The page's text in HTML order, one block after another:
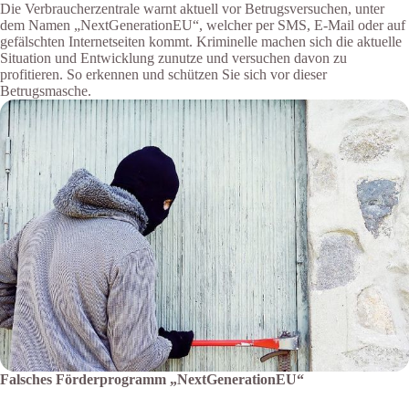
Die Verbraucherzentrale warnt aktuell vor Betrugsversuchen, unter
dem Namen „NextGenerationEU“, welcher per SMS, E-Mail oder auf
gefälschten Internetseiten kommt. Kriminelle machen sich die aktuelle
Situation und Entwicklung zunutze und versuchen davon zu
profitieren. So erkennen und schützen Sie sich vor dieser
Betrugsmasche.
Falsches Förderprogramm „NextGenerationEU“